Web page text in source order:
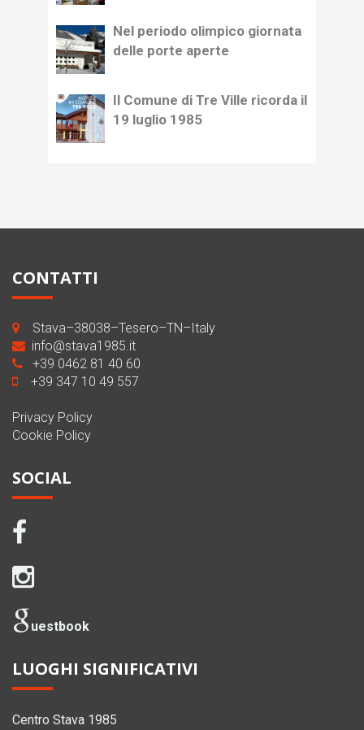
Nel periodo olimpico giornata
delle porte aperte
Il Comune di Tre Ville ricorda il
19 luglio 1985
CONTATTI
Stava–38038–Tesero–TN–Italy
info@stava1985.it
+39 0462 81 40 60
+39 347 10 49 557
Privacy Policy
Cookie Policy
SOCIAL
uestbook
LUOGHI SIGNIFICATIVI
Centro Stava 1985